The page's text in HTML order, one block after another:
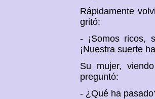
Rápidamente
gritó:
- ¡Somos ricos,
¡Nuestra suerte
Su mujer,
preguntó:
- ¿Qué ha